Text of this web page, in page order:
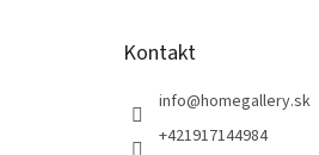
Kontakt
info@homegallery.sk
+421917144984